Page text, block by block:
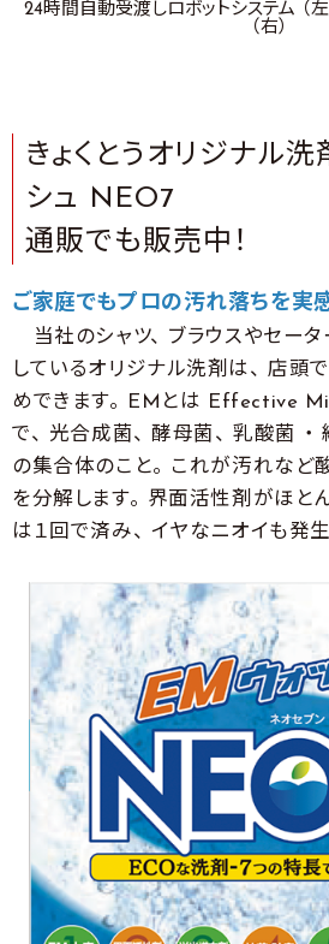
24時間自動受渡しロボットシステム （
（右）
きょくとうオリジナル
シュ NEO7
通販でも販売中！
ご家庭でもプロの汚れ落ちを実感
当社のシャツ、 ブラウスやセータ
しているオリジナル洗剤は、 店頭
めできます。 EMとは Effective
で、 光合成菌、 酵母菌、 乳酸菌
の集合体のこと。 これが汚れなど
を分解します。 界面活性剤がほと
は１回で済み、 イヤなニオイも発生